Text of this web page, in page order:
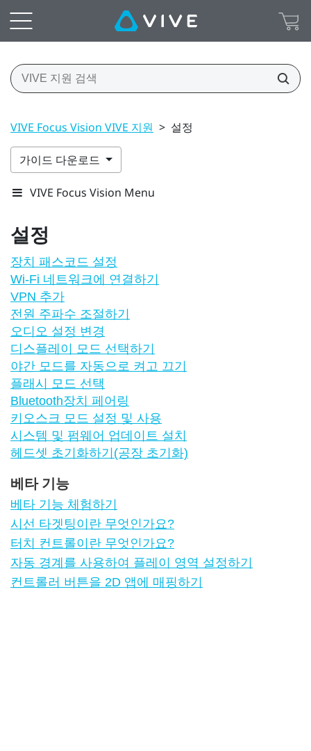
VIVE Focus Vision VIVE 지원 > 설정
가이드 다운로드
VIVE Focus Vision Menu
설정
장치 패스코드 설정
Wi‍-Fi 네트워크에 연결하기
VPN 추가
전원 주파수 조절하기
오디오 설정 변경
디스플레이 모드 선택하기
야간 모드를 자동으로 켜고 끄기
플래시 모드 선택
Bluetooth장치 페어링
키오스크 모드 설정 및 사용
시스템 및 펌웨어 업데이트 설치
헤드셋 초기화하기(공장 초기화)
베타 기능
베타 기능 체험하기
시선 타겟팅이란 무엇인가요?
터치 컨트롤이란 무엇인가요?
자동 경계를 사용하여 플레이 영역 설정하기
컨트롤러 버튼을 2D 앱에 매핑하기